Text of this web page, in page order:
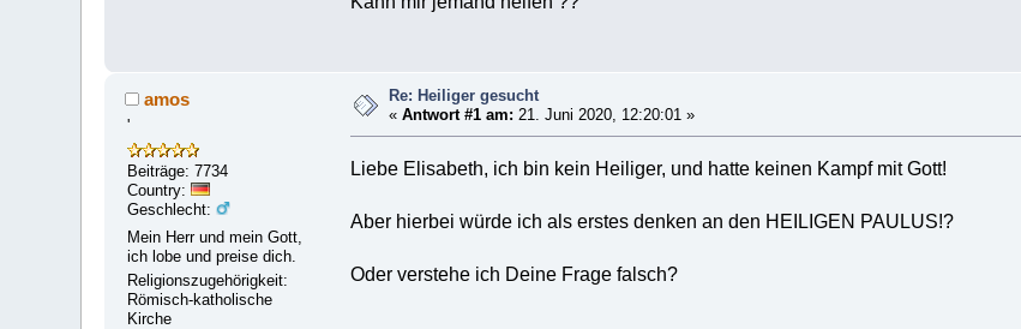
amos
'
Beiträge: 7734
Country:
Geschlecht:
Mein Herr und mein Gott,
ich lobe und preise dich.
Religionszugehörigkeit:
Römisch-katholische
Kirche
Re: Heiliger gesucht
«Antwort #1 am: 21. Juni 2020, 12:20:01 »
Liebe Elisabeth, ich bin kein Heiliger, und hatte keinen Kampf mit Gott!
Aber hierbei würde ich als erstes denken an den HEILIGEN PAULUS!?
Oder verstehe ich Deine Frage falsch?